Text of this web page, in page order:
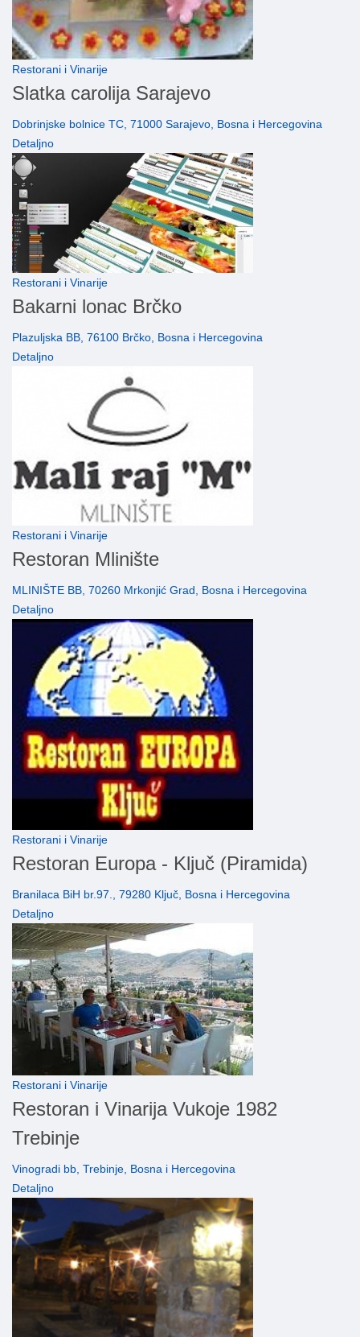
Restorani i Vinarije
Slatka carolija Sarajevo
Dobrinjske bolnice TC, 71000 Sarajevo, Bosna i Hercegovina
Detaljno
Restorani i Vinarije
Bakarni lonac Brčko
Plazuljska BB, 76100 Brčko, Bosna i Hercegovina
Detaljno
Restorani i Vinarije
Restoran Mlinište
MLINIŠTE BB, 70260 Mrkonjić Grad, Bosna i Hercegovina
Detaljno
Restorani i Vinarije
Restoran Europa - Ključ (Piramida)
Branilaca BiH br.97., 79280 Ključ, Bosna i Hercegovina
Detaljno
Restorani i Vinarije
Restoran i Vinarija Vukoje 1982
Trebinje
Vinogradi bb, Trebinje, Bosna i Hercegovina
Detaljno